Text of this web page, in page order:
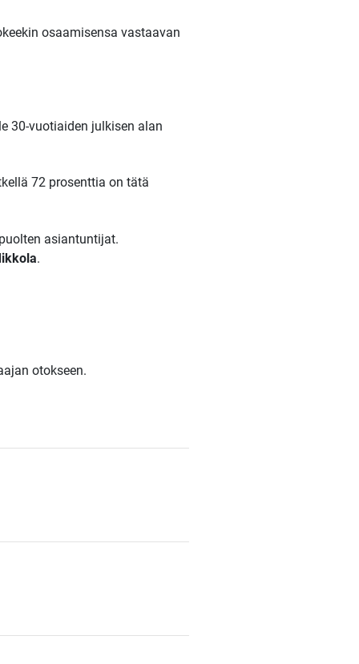
osaamisensa vastaavan
30-vuotiaiden julkisen alan
72 prosenttia on tätä
asiantuntijat.
.
otokseen.